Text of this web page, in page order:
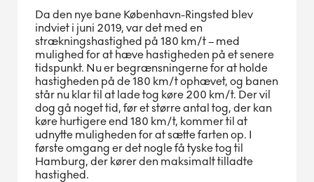
Da den nye bane København-Ringsted blev
indviet i juni 2019, var det med en
strækningshastighed på 180 km/t – med
mulighed for at hæve hastigheden på et senere
tidspunkt. Nu er begrænsningerne for at holde
hastigheden på de 180 km/t ophævet, og banen
står nu klar til at lade tog køre 200 km/t. Der vil
dog gå noget tid, før et større antal tog, der kan
køre hurtigere end 180 km/t, kommer til at
udnytte muligheden for at sætte farten op. I
første omgang er det nogle få tyske tog til
Hamburg, der kører den maksimalt tilladte
hastighed.